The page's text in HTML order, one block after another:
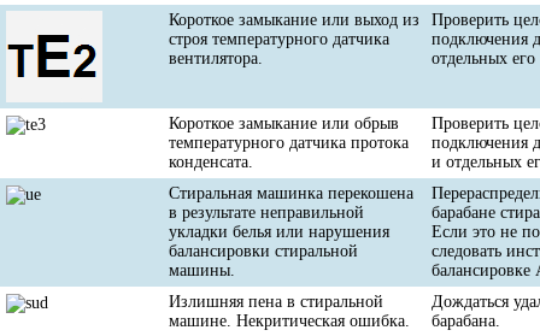
Короткое замыкание или выход из
строя температурного датчика
вентилятора.
Проверить
подключения
отдельных
Короткое замыкание или обрыв
температурного датчика протока
конденсата.
Проверить
подключения
и отдельных
Стиральная машинка перекошена
в результате неправильной
укладки белья или нарушения
балансировки стиральной
машины.
барабане
Если это не
следовать
Излишняя пена в стиральной
машине. Некритическая ошибка.
Дождаться
барабана.